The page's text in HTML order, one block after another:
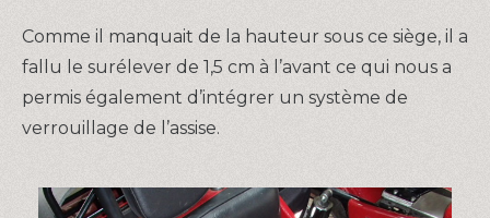
Comme il manquait de la hauteur sous ce siège, il a
fallu le surélever de 1,5 cm à l’avant ce qui nous a
permis également d’intégrer un système de
verrouillage de l’assise.